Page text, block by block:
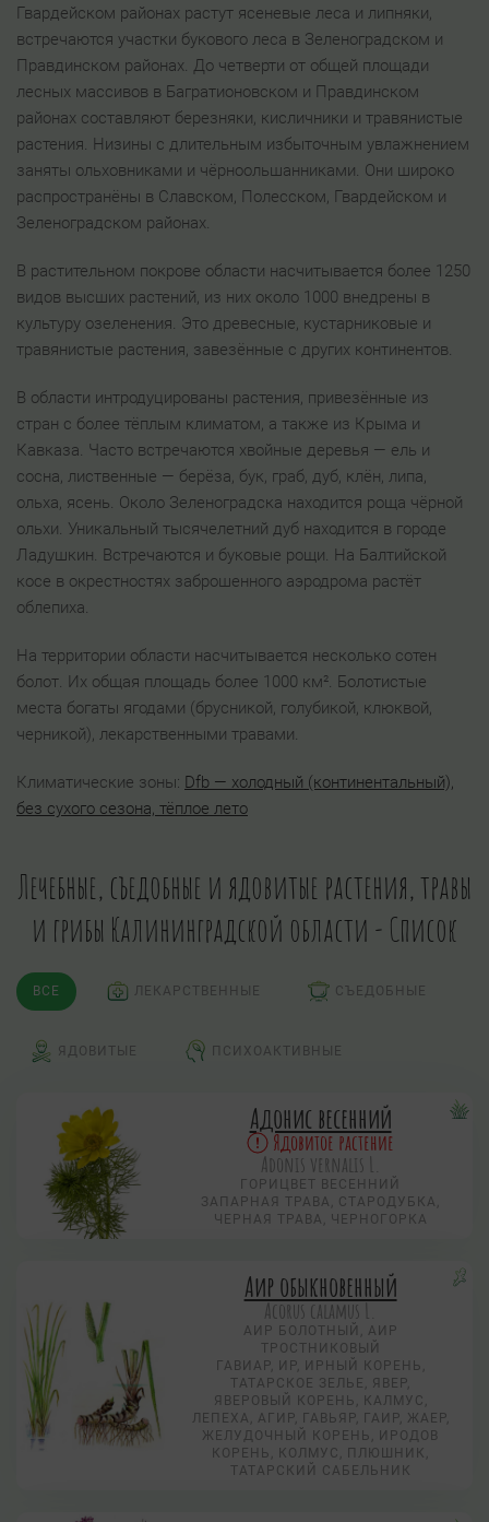
Гвардейском районах растут ясеневые леса и липняки,
встречаются участки букового леса в Зеленоградском и
Правдинском районах. До четверти от общей площади
лесных массивов в Багратионовском и Правдинском
районах составляют березняки, кисличники и травянистые
растения. Низины с длительным избыточным увлажнением
заняты ольховниками и чёрноольшанниками. Они широко
распространёны в Славском, Полесском, Гвардейском и
Зеленоградском районах.
В растительном покрове области насчитывается более 1250
видов высших растений, из них около 1000 внедрены в
культуру озеленения. Это древесные, кустарниковые и
травянистые растения, завезённые с других континентов.
В области интродуцированы растения, привезённые из
стран с более тёплым климатом, а также из Крыма и
Кавказа. Часто встречаются хвойные деревья — ель и
сосна, лиственные — берёза, бук, граб, дуб, клён, липа,
ольха, ясень. Около Зеленоградска находится роща чёрной
ольхи. Уникальный тысячелетний дуб находится в городе
Ладушкин. Встречаются и буковые рощи. На Балтийской
косе в окрестностях заброшенного аэродрома растёт
облепиха.
На территории области насчитывается несколько сотен
болот. Их общая площадь более 1000 км². Болотистые
места богаты ягодами (брусникой, голубикой, клюквой,
черникой), лекарственными травами.
Климатические зоны: Dfb — холодный (континентальный),
без сухого сезона, тёплое лето
Лечебные, съедобные и ядовитые растения, травы
и грибы Калининградской области - Список
ВСЕ ЛЕКАРСТВЕННЫЕ СЪЕДОБНЫЕ
ЯДОВИТЫЕ ПСИХОАКТИВНЫЕ
Адонис весенний
Ядовитое растение
Adonis vernalis L.
ГОРИЦВЕТ ВЕСЕННИЙ
ЗАПАРНАЯ ТРАВА, СТАРОДУБКА,
ЧЕРНАЯ ТРАВА, ЧЕРНОГОРКА
Аир обыкновенный
Acorus calamus L.
АИР БОЛОТНЫЙ, АИР
ТРОСТНИКОВЫЙ
ГАВИАР, ИР, ИРНЫЙ КОРЕНЬ,
ТАТАРСКОЕ ЗЕЛЬЕ, ЯВЕР,
ЯВЕРОВЫЙ КОРЕНЬ, КАЛМУС,
ЛЕПЕХА, АГИР, ГАВЬЯР, ГАИР, ЖАЕР,
ЖЕЛУДОЧНЫЙ КОРЕНЬ, ИРОДОВ
КОРЕНЬ, КОЛМУС, ПЛЮШНИК,
ТАТАРСКИЙ САБЕЛЬНИК